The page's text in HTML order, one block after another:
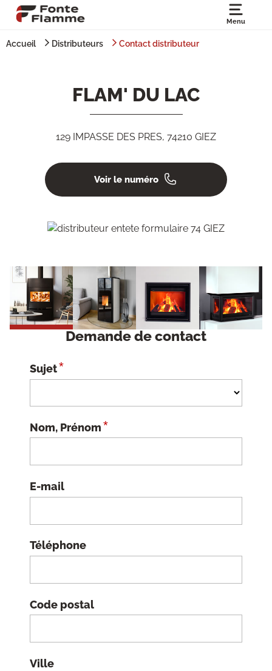
Menu
Accueil Distributeurs Contact distributeur
FLAM' DU LAC
129 IMPASSE DES PRES, 74210 GIEZ
Voir le numéro
Demande de contact
Sujet*
Nom, Prénom*
E-mail
Téléphone
Code postal
Ville